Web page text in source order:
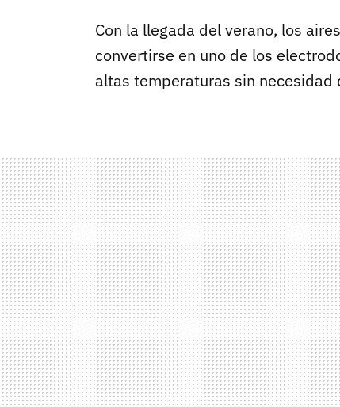
Con la llegada del verano, los
convertirse en uno de los
altas temperaturas sin necesidad